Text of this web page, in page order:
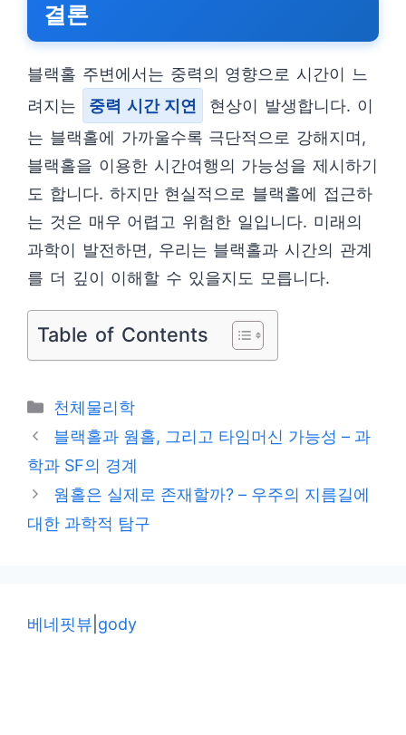
결론
블랙홀 주변에서는 중력의 영향으로 시간이 느
려지는
중력 시간 지연
현상이 발생합니다. 이
는 블랙홀에 가까울수록 극단적으로 강해지며,
블랙홀을 이용한 시간여행의 가능성을 제시하기
도 합니다. 하지만 현실적으로 블랙홀에 접근하
는 것은 매우 어렵고 위험한 일입니다. 미래의
과학이 발전하면, 우리는 블랙홀과 시간의 관계
를 더 깊이 이해할 수 있을지도 모릅니다.
Table of Contents
카
테
리
천체물리학
블랙홀과 웜홀, 그리고 타임머신 가능성 – 과
학과 SF의 경계
웜홀은 실제로 존재할까? – 우주의 지름길에
대한 과학적 탐구
베네핏뷰 gody